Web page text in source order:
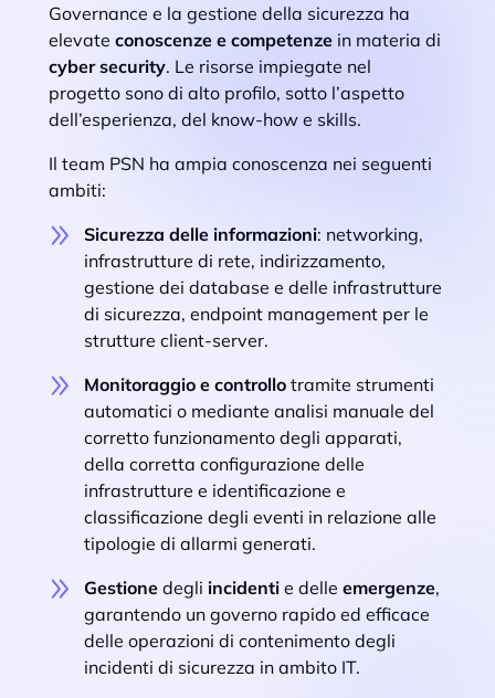
Governance e la gestione della sicurezza ha
elevate conoscenze e competenze in materia di
cyber security. Le risorse impiegate nel
progetto sono di alto profilo, sotto l’aspetto
dell’esperienza, del know-how e skills.
Il team PSN ha ampia conoscenza nei seguenti
ambiti:
Sicurezza delle informazioni: networking,
infrastrutture di rete, indirizzamento,
gestione dei database e delle infrastrutture
di sicurezza, endpoint management per le
strutture client-server.
Monitoraggio e controllo tramite strumenti
automatici o mediante analisi manuale del
corretto funzionamento degli apparati,
della corretta configurazione delle
infrastrutture e identificazione e
classificazione degli eventi in relazione alle
tipologie di allarmi generati.
Gestione degli incidenti e delle emergenze,
garantendo un governo rapido ed efficace
delle operazioni di contenimento degli
incidenti di sicurezza in ambito IT.